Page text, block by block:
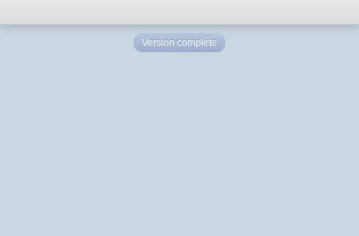
Version complète